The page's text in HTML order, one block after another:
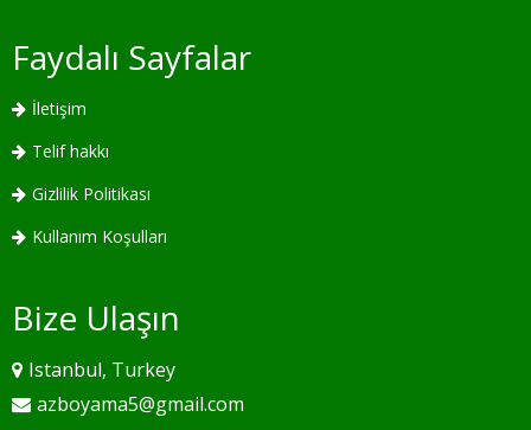
Faydalı Sayfalar
İletişim
Telif hakkı
Gizlilik Politikası
Kullanım Koşulları
Bize Ulaşın
Istanbul, Turkey
azboyama5@gmail.com